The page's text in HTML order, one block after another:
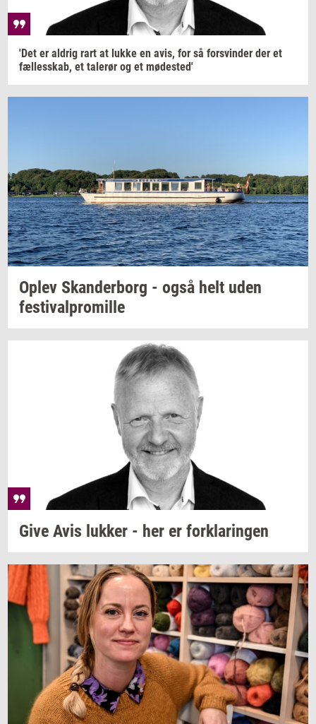
'Det er al­drig rart at lukke en avis, for så for­svin­der der et
fæl­les­skab, et ta­le­rør og et mø­de­sted'
Oplev Skan­der­borg - også helt uden
festi­val­pro­mil­le
Give Avis luk­ker - her er for­kla­rin­gen